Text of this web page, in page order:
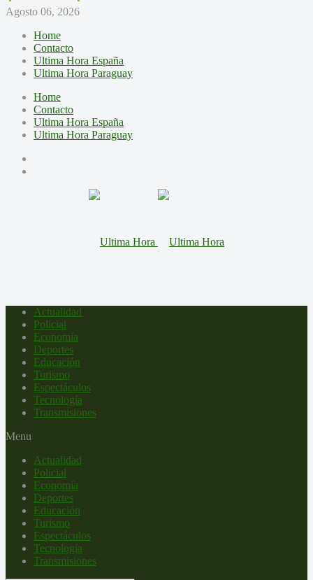
Agosto 06, 2026
Home
Contacto
Ultima Hora España
Ultima Hora Paraguay
Home
Contacto
Ultima Hora España
Ultima Hora Paraguay
Actualidad
Policial
Economía
Deportes
Educación
Turismo
Espectáculos
Tecnología
Transmisiones
Menu
Actualidad
Policial
Economía
Deportes
Educación
Turismo
Espectáculos
Tecnología
Transmisiones